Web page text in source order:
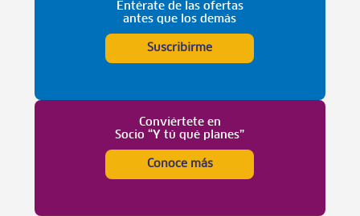
Entérate de las ofertas
antes que los demás
Suscribirme
Conviértete en
Socio “Y tú qué planes”
Conoce más